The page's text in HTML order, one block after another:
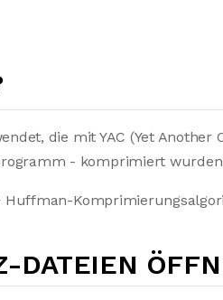
die mit YAC (Yet
- komprimiert
Huffman-
DATEIEN